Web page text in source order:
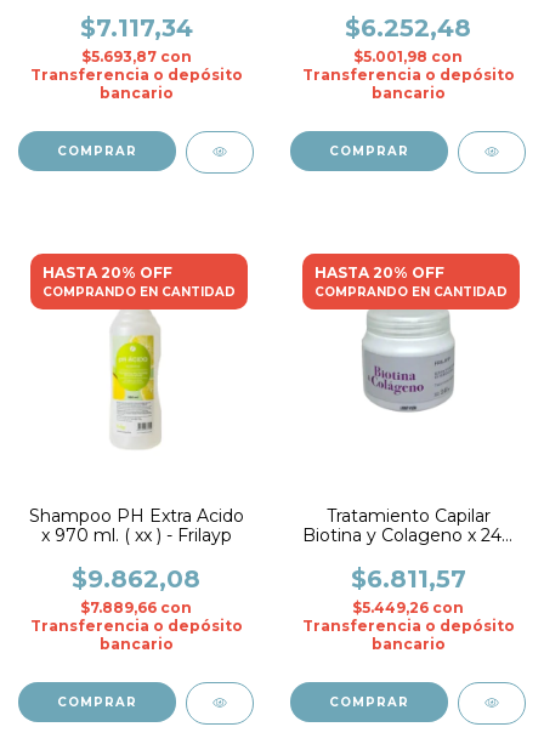
$7.117,34
$5.693,87 con
Transferencia o depósito
bancario
$6.252,48
$5.001,98 con
Transferencia o depósito
bancario
HASTA 20% OFF
COMPRANDO EN CANTIDAD
Shampoo PH Extra Acido
x 970 ml. ( xx ) - Frilayp
$9.862,08
$7.889,66 con
Transferencia o depósito
bancario
HASTA 20% OFF
COMPRANDO EN CANTIDAD
Tratamiento Capilar
Biotina y Colageno x 240
$6.811,57
$5.449,26 con
Transferencia o depósito
bancario